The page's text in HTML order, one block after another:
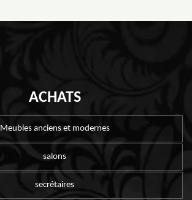
ACHATS
Meubles anciens et modernes
salons
secrétaires